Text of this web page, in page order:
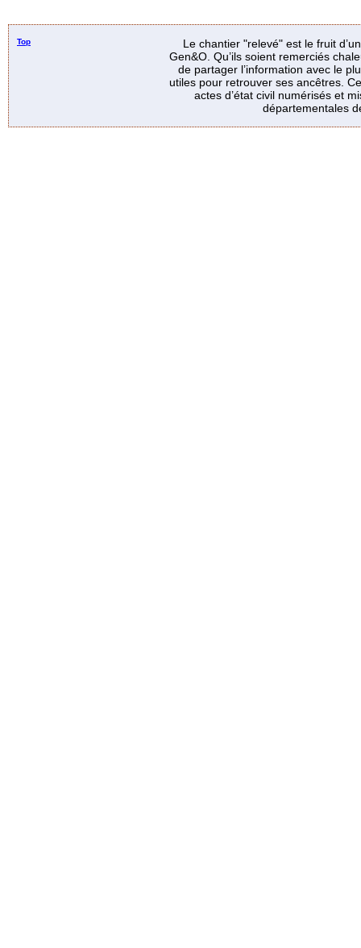
Top
Le chantier "relevé" est le fruit
Gen&O. Qu’ils soient remerciés
de partager l’information avec le
utiles pour retrouver ses ancêtres.
actes d’état civil numérisés et
départementales